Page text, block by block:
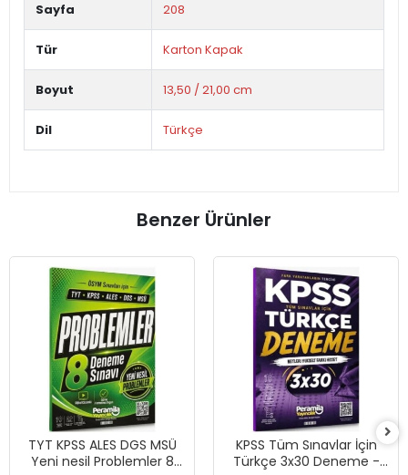
Sayfa 208
Tür Karton Kapak
Boyut 13,50 / 21,00 cm
Dil Türkçe
Benzer Ürünler
TYT KPSS ALES DGS MSÜ
Yeni nesil Problemler 8
KPSS Tüm Sınavlar İçin
Türkçe 3x30 Deneme -